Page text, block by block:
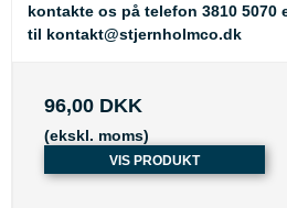
kontakte os på telefon 3810 5070
til kontakt@stjernholmco.dk
96,00 DKK
(ekskl. moms)
VIS PRODUKT